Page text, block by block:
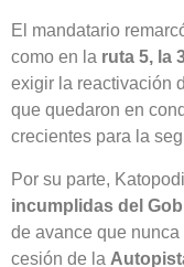
El mandatario
como en la ruta 5, la
exigir la reactivación
que quedaron en
crecientes para la
Por su parte,
incumplidas del
de avance que
cesión de la